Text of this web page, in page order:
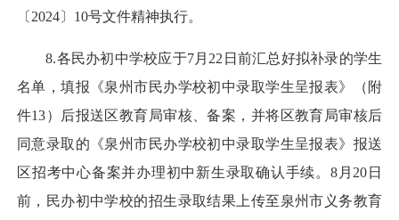
〔2024〕10号文件精神执行。
8.各民办初中学校应于7月22日前汇总好拟补录的学生
名单，填报《泉州市民办学校初中录取学生呈报表》（附
件13）后报送区教育局审核、备案，并将区教育局审核后
同意录取的《泉州市民办学校初中录取学生呈报表》报送
区招考中心备案并办理初中新生录取确认手续。8月20日
前，民办初中学校的招生录取结果上传至泉州市义务教育